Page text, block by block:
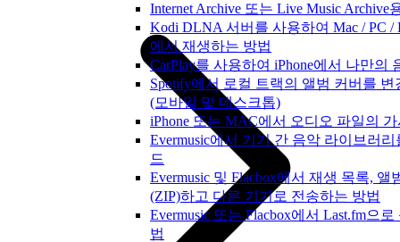
Internet Archive 또는 Live Music
Kodi DLNA 서버를 사용하여 Mac / PC /
에서 재생하는 방법
CarPlay를 사용하여 iPhone에서 나만의
Spotify에서 로컬 트랙의 앨범 커버를
(모바일 및 데스크톱)
iPhone 또는 MAC에서 오디오 파일의
Evermusic에서 기기 간 음악 라이브러
드
Evermusic 및 Flacbox에서 재생 목록,
(ZIP)하고 다른 기기로 전송하는 방법
Evermusic 또는 Flacbox에서 Last.fm으
법